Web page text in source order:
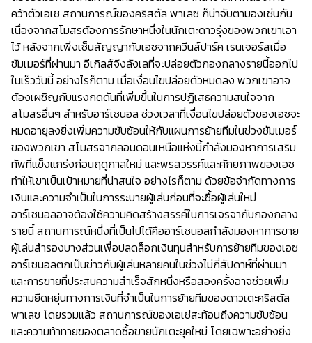
คว้าตัวเอเซ สถานการณ์ของคริสตัล พาเลซ ก็น่าจับตามองเช่นกัน
เนื่องจากสโมสรต้องการรักษาหนึ่งในนักเตะดาวรุ่งของพวกเขาเอา
ไว้ หลังจากเพิ่งเซ็นสัญญากับเอซจากควีนส์ปาร์ค เรนเจอร์สเมื่อ
ซัมเมอร์ที่ผ่านมา อีเกิลส์จึงลังเลที่จะปล่อยตัวกองกลางรายนี้ออกไป
ในเร็ววันนี้ อย่างไรก็ตาม เมื่อเงื่อนไขปล่อยตัวหมดลง พวกเขาอาจ
ต้องเผชิญกับแรงกดดันที่เพิ่มขึ้นในการปฏิเสธความสนใจจาก
สโมสรอื่นๆ สำหรับอาร์เซนอล ช่วงเวลาที่เงื่อนไขปล่อยตัวของเอซจะ
หมดอายุลงยิ่งเพิ่มความซับซ้อนให้กับแผนการย้ายทีมในช่วงซัมเมอร์
ของพวกเขา สโมสรจากลอนดอนเหนือแห่งนี้กำลังมองหาการเสริม
ทัพที่แข็งแกร่งก่อนฤดูกาลใหม่ และพรสวรรค์และศักยภาพของเอซ
ทำให้เขาเป็นเป้าหมายที่น่าสนใจ อย่างไรก็ตาม ด้วยข้อจำกัดทางการ
เงินและความจำเป็นในการระบายผู้เล่นก่อนที่จะซื้อผู้เล่นใหม่
อาร์เซนอลอาจต้องใช้ความคิดสร้างสรรค์ในการเจรจากับกองกลาง
รายนี้ สถานการณ์หนึ่งที่เป็นไปได้คืออาร์เซนอลกำลังมองหาการขาย
ผู้เล่นสำรองบางส่วนเพื่อปลดล็อกเงินทุนสำหรับการย้ายทีมของเอซ
อาร์เซนอลตกเป็นข่าวกับผู้เล่นหลายคนในช่วงไม่กี่สัปดาห์ที่ผ่านมา
และการขายที่ประสบความสำเร็จสักหนึ่งหรือสองครั้งอาจช่วยเพิ่ม
ความยืดหยุ่นทางการเงินที่จำเป็นในการย้ายทีมของดาวเตะคริสตัล
พาเลซ โดยรวมแล้ว สถานการณ์ของเอเซ่สะท้อนถึงความซับซ้อน
และความท้าทายของตลาดซื้อขายนักเตะยุคใหม่ โดยเฉพาะอย่างยิ่ง